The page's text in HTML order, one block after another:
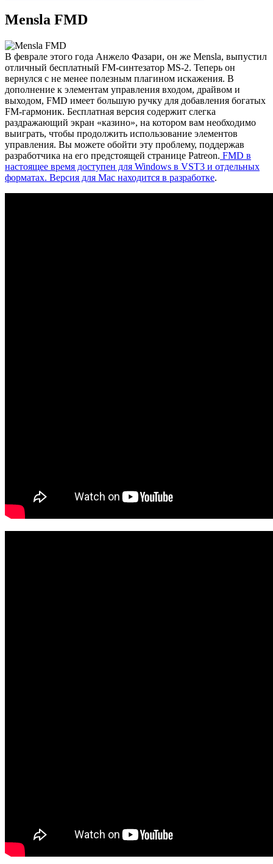
Mensla FMD
В феврале этого года Анжело Фазари, он же Mensla, выпустил
отличный бесплатный FM-синтезатор MS-2. Теперь он
вернулся с не менее полезным плагином искажения. В
дополнение к элементам управления входом, драйвом и
выходом, FMD имеет большую ручку для добавления богатых
FM-гармоник. Бесплатная версия содержит слегка
раздражающий экран «казино», на котором вам необходимо
выиграть, чтобы продолжить использование элементов
управления. Вы можете обойти эту проблему, поддержав
разработчика на его предстоящей странице Patreon. FMD в
настоящее время доступен для Windows в VST3 и отдельных
форматах. Версия для Mac находится в разработке.